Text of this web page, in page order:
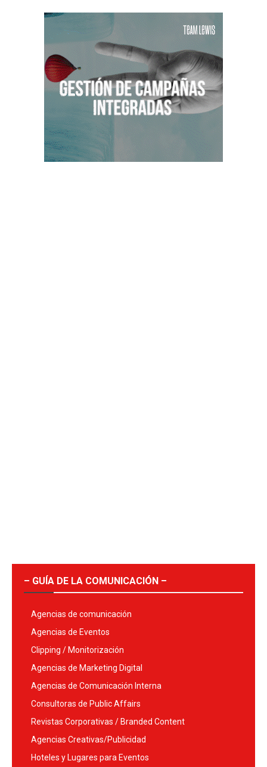
– GUÍA DE LA COMUNICACIÓN –
Agencias de comunicación
Agencias de Eventos
Clipping / Monitorización
Agencias de Marketing Digital
Agencias de Comunicación Interna
Consultoras de Public Affairs
Revistas Corporativas / Branded Content
Agencias Creativas/Publicidad
Hoteles y Lugares para Eventos